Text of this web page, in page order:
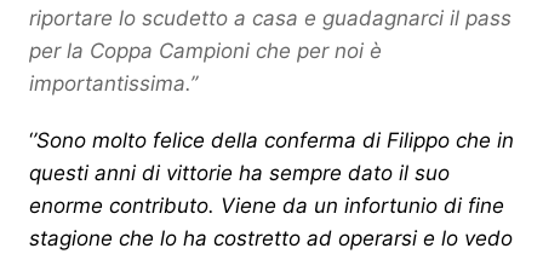
riportare lo scudetto a casa e guadagnarci il pass
per la Coppa Campioni che per noi è
importantissima.’’
‘’Sono molto felice della conferma di Filippo che in
questi anni di vittorie ha sempre dato il suo
enorme contributo. Viene da un infortunio di fine
stagione che lo ha costretto ad operarsi e lo vedo